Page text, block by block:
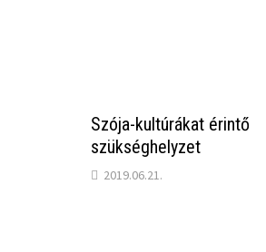
Szója-kultúrákat érintő
szükséghelyzet
2019.06.21.